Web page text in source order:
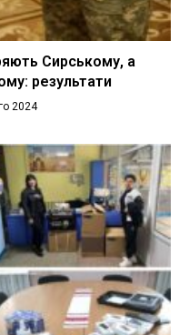
Сирському, а
результати
2024